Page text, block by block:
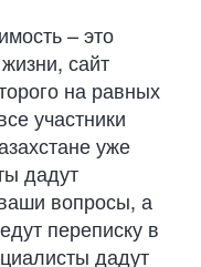
– это
сайт
на равных
участники
уже
дадут
вопросы, а
переписку в
дадут